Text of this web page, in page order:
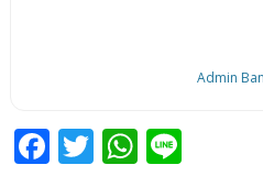
Admin
F T W